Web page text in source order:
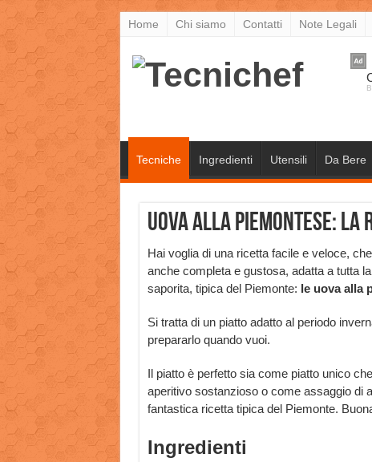
Home Chi siamo Contatti Note Legali
Tecniche Ingredienti Utensili Da Bere
Uova alla piemontese: la
Hai voglia di una ricetta facile e veloce,
anche completa e gustosa, adatta a tutta
saporita, tipica del Piemonte: le uova alla
Si tratta di un piatto adatto al periodo
prepararlo quando vuoi.
Il piatto è perfetto sia come piatto unico
aperitivo sostanzioso o come assaggio di
fantastica ricetta tipica del Piemonte.
Ingredienti